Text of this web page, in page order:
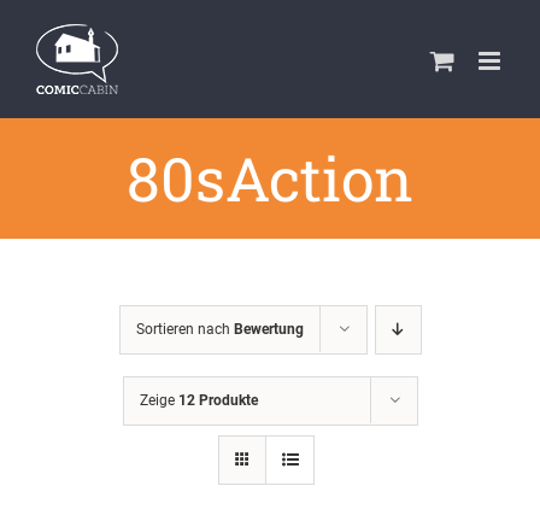
Inhalt
springen
80sAction
Sortieren nach Bewertung
Zeige 12 Produkte